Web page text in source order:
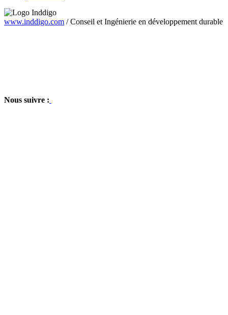
www.inddigo.com /Conseil et Ingénierie en développement durable
Nous suivre :